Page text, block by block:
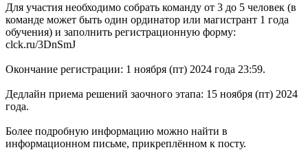
Для участия необходимо собрать команду от 3 до 5 человек (в
команде может быть один ординатор или магистрант 1 года
обучения) и заполнить регистрационную форму:
clck.ru/3DnSmJ
Окончание регистрации: 1 ноября (пт) 2024 года 23:59.
Дедлайн приема решений заочного этапа: 15 ноября (пт) 2024
года.
Более подробную информацию можно найти в
информационном письме, прикреплённом к посту.